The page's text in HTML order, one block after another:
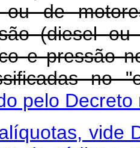
ou de
(diesel
e pressão
no
pelo Decreto
vide